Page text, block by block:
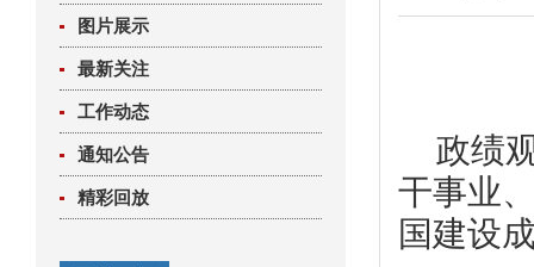
图片展示
最新关注
工作动态
通知公告
精彩回放
政绩
干事业
国建设